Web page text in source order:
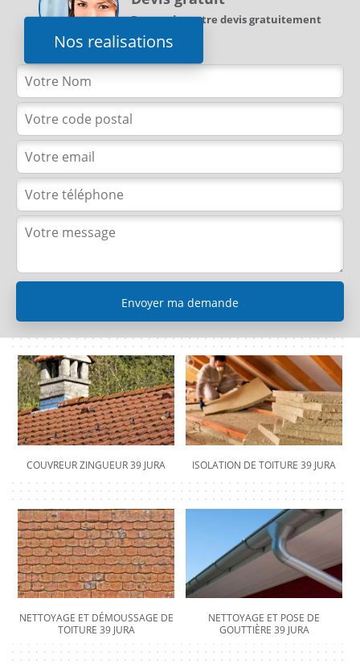
Nos realisations
Demandez votre devis gratuitement
COUVREUR ZINGUEUR 39 JURA ISOLATION DE TOITURE 39 JURA
NETTOYAGE ET DÉMOUSSAGE DE
TOITURE 39 JURA
NETTOYAGE ET POSE DE
GOUTTIÈRE 39 JURA